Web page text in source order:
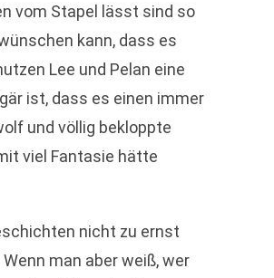
vom Stapel lässt sind so
kann, dass es
Lee und Pelan eine
ist, dass es einen immer
und völlig bekloppte
viel Fantasie hätte
nicht zu ernst
man aber weiß, wer